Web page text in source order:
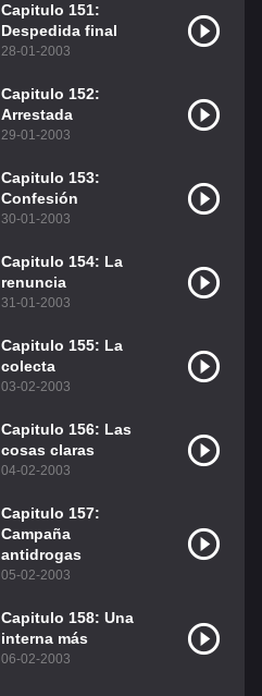
Capitulo 151:
Despedida final
28-01-2003
Capitulo 152:
Arrestada
29-01-2003
Capitulo 153:
Confesión
30-01-2003
Capitulo 154: La
renuncia
31-01-2003
Capitulo 155: La
colecta
03-02-2003
Capitulo 156: Las
cosas claras
04-02-2003
Capitulo 157:
Campaña
antidrogas
05-02-2003
Capitulo 158: Una
interna más
06-02-2003